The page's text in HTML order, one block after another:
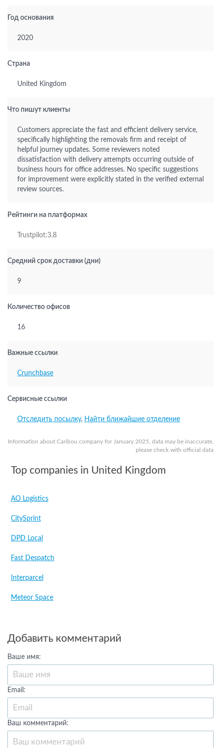
Information about Caribou company for January 2025, data may be inaccurate,
please check with official data
Год основания
2020
Страна
United Kingdom
Что пишут клиенты
Customers appreciate the fast and efficient delivery service,
specifically highlighting the removals firm and receipt of
helpful journey updates. Some reviewers noted
dissatisfaction with delivery attempts occurring outside of
business hours for office addresses. No specific suggestions
for improvement were explicitly stated in the verified external
review sources.
Рейтинги на платформах
Trustpilot:3.8
Средний срок доставки (дни)
9
Количество офисов
16
Важные ссылки
Crunchbase
Сервисные ссылки
Отследить посылку, Найти ближайшие отделение
Top companies in United Kingdom
AO Logistics
CitySprint
DPD Local
Fast Despatch
Interparcel
Meteor Space
Добавить комментарий
Ваше имя:
Email:
Ваш комментарий: